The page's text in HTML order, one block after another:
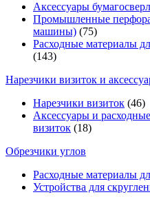
Аксессуары
Промышленные
машины) (75)
Расходные материалы
(143)
Нарезчики визиток и
Нарезчики визиток (46)
Аксессуары и
визиток (18)
Обрезчики углов
Расходные материалы
Устройства для